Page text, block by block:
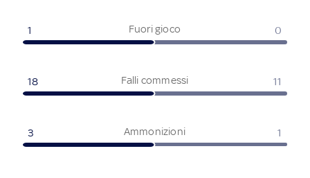
Fuori gioco
1 0
Falli commessi
18 11
Ammonizioni
3 1